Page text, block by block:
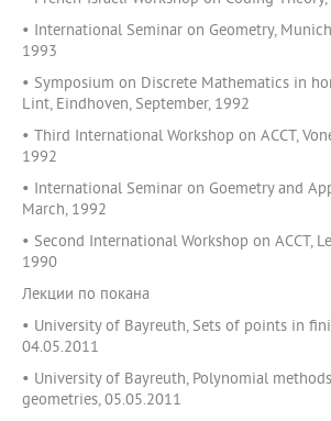
• International Seminar on Geometry,
1993
• Symposium on Discrete Mathematics in
Lint, Eindhoven, September, 1992
• Third International Workshop on ACCT,
1992
• International Seminar on Goemetry and
March, 1992
• Second International Workshop on ACCT,
1990
Лекции по покана
• University of Bayreuth, Sets of points in
04.05.2011
• University of Bayreuth, Polynomial
geometries, 05.05.2011